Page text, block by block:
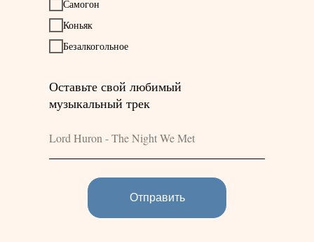
Самогон
Коньяк
Безалкогольное
Оставьте свой любимый
музыкальный трек
Отправить